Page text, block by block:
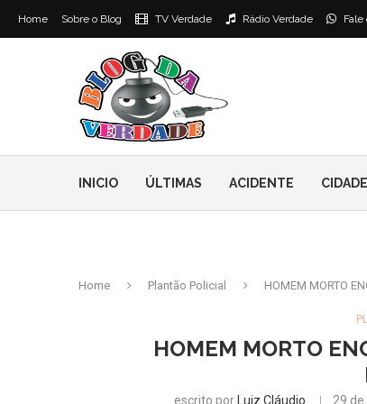
Home Sobre o Blog TV Verdade Rádio Verdade
INICIO ÚLTIMAS ACIDENTE CIDADE
Home Plantão Policial HOMEM MORTO
HOMEM MORTO
escrito por Luiz Cláudio 29